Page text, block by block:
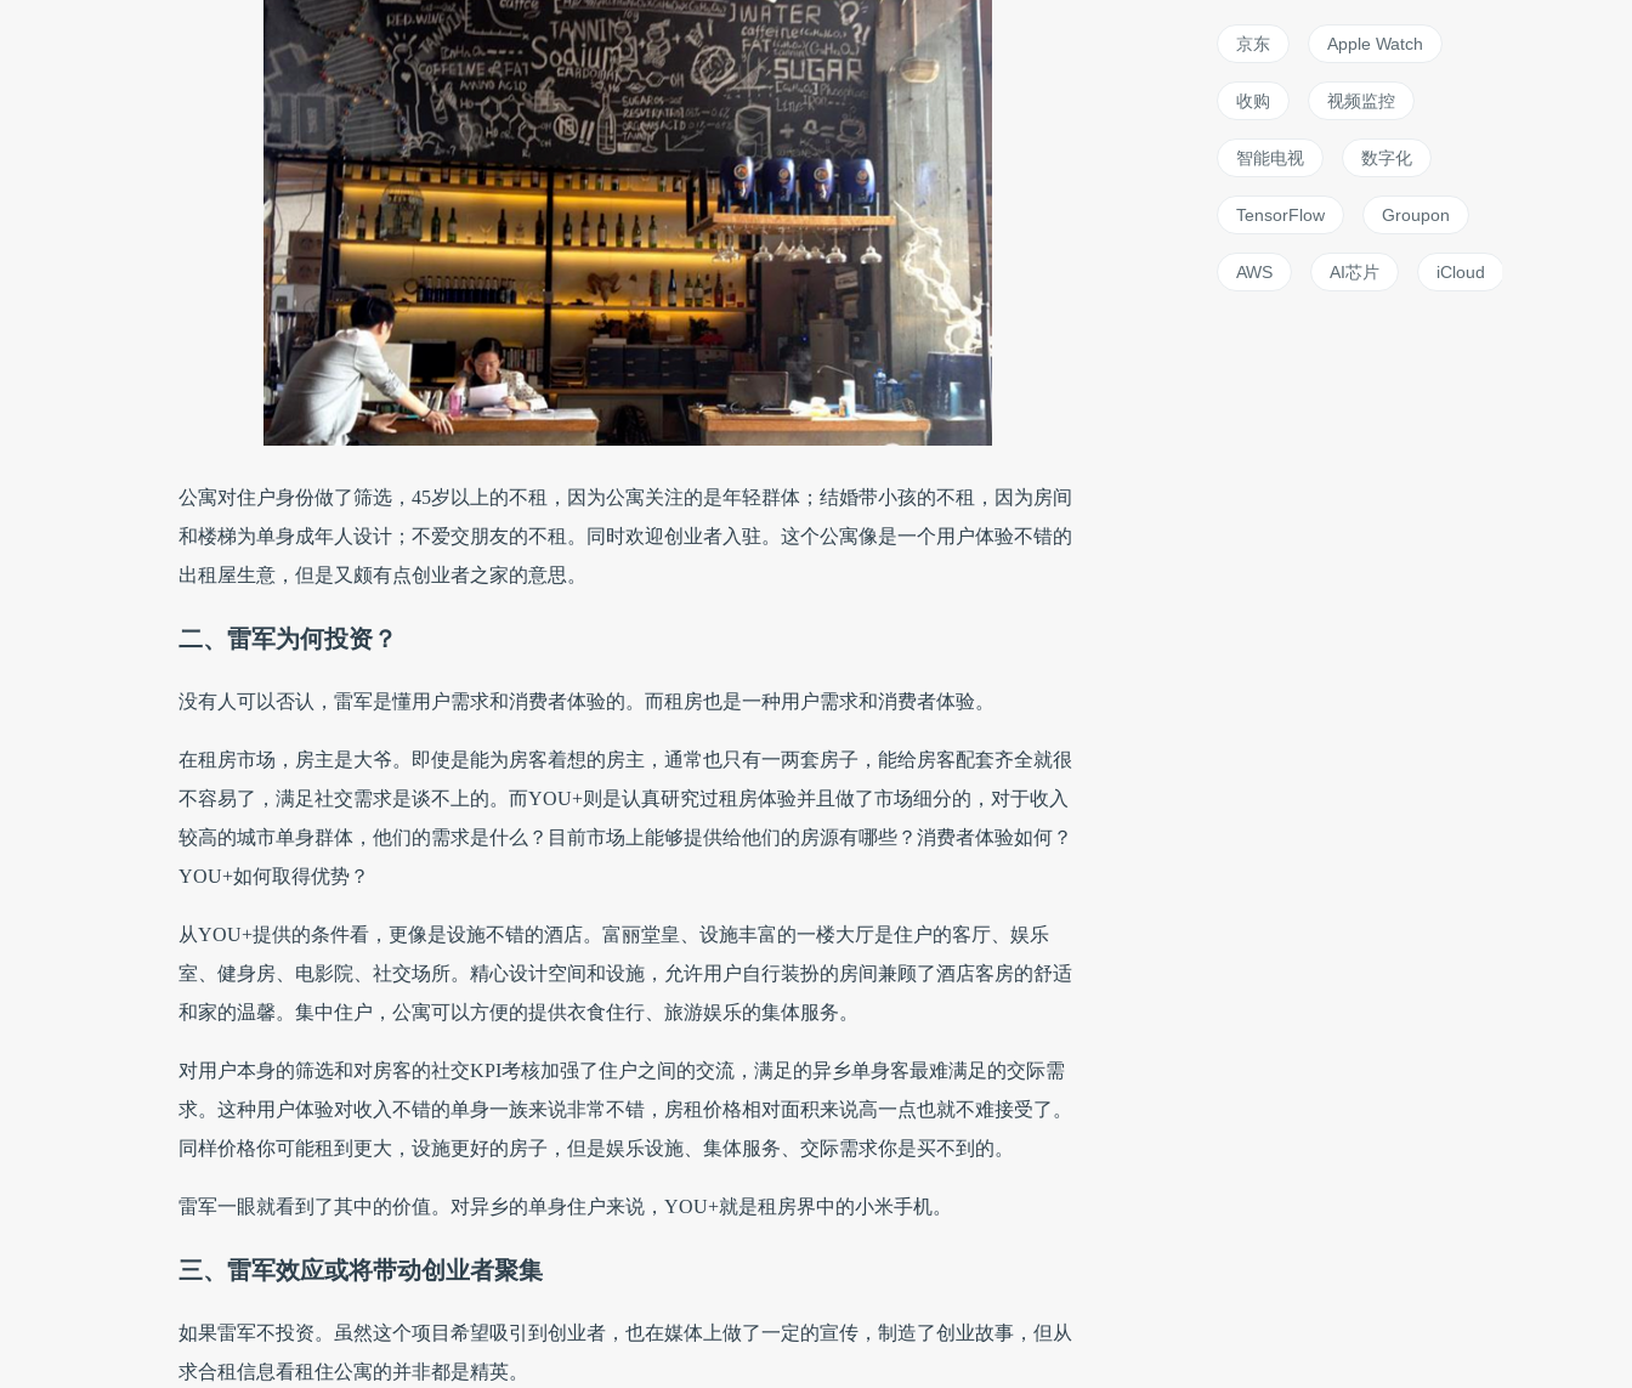
公寓对住户身份做了筛选，45岁以上的不租，因为公寓关注的是年轻群体；结婚带小孩的不租，因为房间
和楼梯为单身成年人设计；不爱交朋友的不租。同时欢迎创业者入驻。这个公寓像是一个用户体验不错的
出租屋生意，但是又颇有点创业者之家的意思。
二、雷军为何投资？
没有人可以否认，雷军是懂用户需求和消费者体验的。而租房也是一种用户需求和消费者体验。
在租房市场，房主是大爷。即使是能为房客着想的房主，通常也只有一两套房子，能给房客配套齐全就很
不容易了，满足社交需求是谈不上的。 而YOU+则是认真研究过租房体验并且做了市场细分的，对于收入
较高的城市单身群体，他们的需求是什么？目前市场上能够提供给他们的房源有哪些？消费者体验如何？
YOU+如何取得优势？
从YOU+提供的条件看，更像是设施不错的酒店。富丽堂皇、设施丰富的一楼大厅是住户的客厅、娱乐
室、健身房、电影院、社交场所。精心设计空间和设施，允许用户自行装扮的房间兼顾了酒店客房的舒适
和家的温馨。集中住户，公寓可以方便的提供衣食住行、旅游娱乐的集体服务。
对用户本身的筛选和对房客的社交KPI考核加强了住户之间的交流，满足的异乡单身客最难满足的交际需
求。这种用户体验对收入不错的单身一族来说非常不错，房租价格相对面积来说高一点也就不难接受了。
同样价格你可能租到更大，设施更好的房子，但是娱乐设施、集体服务、交际需求你是买不到的。
雷军一眼就看到了其中的价值。对异乡的单身住户来说，YOU+就是租房界中的小米手机。
三、雷军效应或将带动创业者聚集
如果雷军不投资。虽然这个项目希望吸引到创业者，也在媒体上做了一定的宣传，制造了创业故事，但从
求合租信息看租住公寓的并非都是精英。
京东 Apple Watch
收购 视频监控
智能电视 数字化
TensorFlow Groupon
AWS AI芯片 iCloud